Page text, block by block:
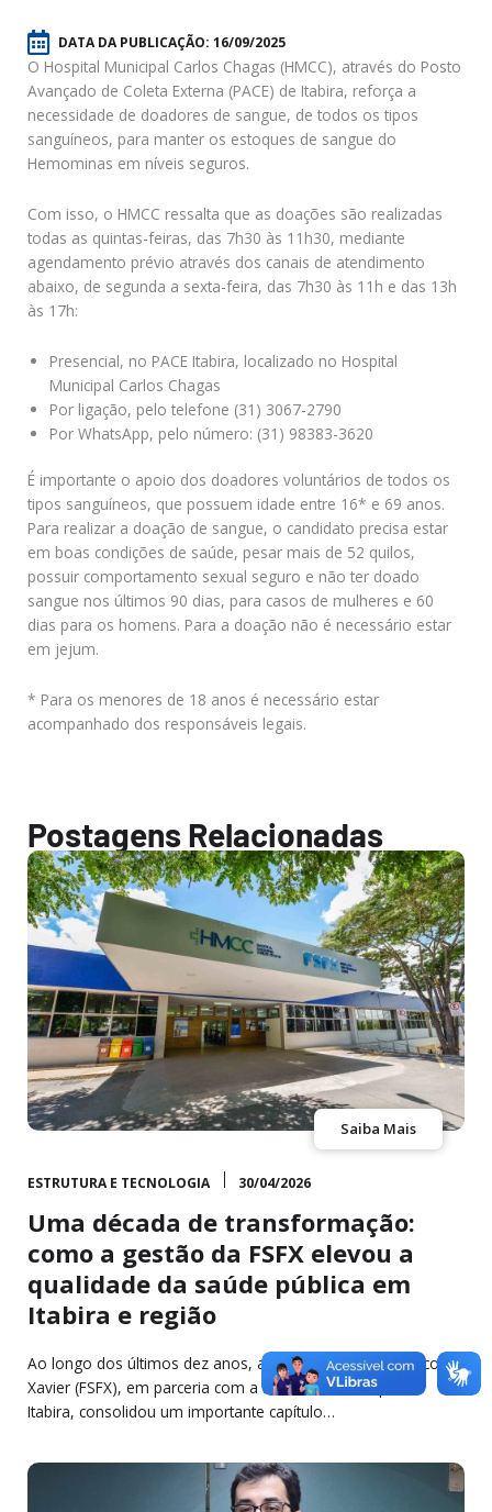
DATA DA PUBLICAÇÃO: 16/09/2025
O Hospital Municipal Carlos Chagas (HMCC), através do Posto
Avançado de Coleta Externa (PACE) de Itabira, reforça a
necessidade de doadores de sangue, de todos os tipos
sanguíneos, para manter os estoques de sangue do
Hemominas em níveis seguros.
Com isso, o HMCC ressalta que as doações são realizadas
todas as quintas-feiras, das 7h30 às 11h30, mediante
agendamento prévio através dos canais de atendimento
abaixo, de segunda a sexta-feira, das 7h30 às 11h e das 13h
às 17h:
Presencial, no PACE Itabira, localizado no Hospital
Municipal Carlos Chagas
Por ligação, pelo telefone (31) 3067-2790
Por WhatsApp, pelo número: (31) 98383-3620
É importante o apoio dos doadores voluntários de todos os
tipos sanguíneos, que possuem idade entre 16* e 69 anos.
Para realizar a doação de sangue, o candidato precisa estar
em boas condições de saúde, pesar mais de 52 quilos,
possuir comportamento sexual seguro e não ter doado
sangue nos últimos 90 dias, para casos de mulheres e 60
dias para os homens. Para a doação não é necessário estar
em jejum.
* Para os menores de 18 anos é necessário estar
acompanhado dos responsáveis legais.
Postagens Relacionadas
Saiba Mais
ESTRUTURA E TECNOLOGIA 30/04/2026
Uma década de transformação:
como a gestão da FSFX elevou a
qualidade da saúde pública em
Itabira e região
Ao longo dos últimos dez anos, a Fundação São Francisco
Xavier (FSFX), em parceria com a Prefeitura Municipal de
Itabira, consolidou um importante capítulo…